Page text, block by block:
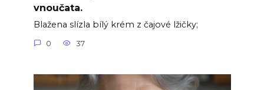
vnoučata.
Blažena slízla bílý krém z čajové lžičky;
0 37